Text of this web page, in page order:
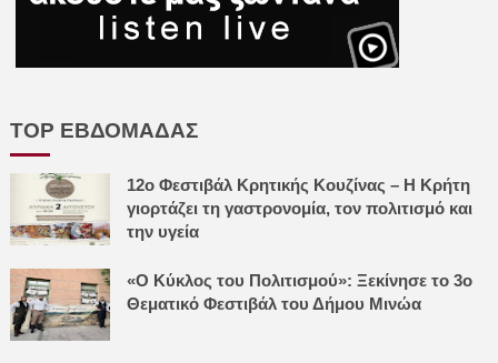
TOP ΕΒΔΟΜΑΔΑΣ
12ο Φεστιβάλ Κρητικής Κουζίνας – Η Κρήτη
γιορτάζει τη γαστρονομία, τον πολιτισμό και
την υγεία
«Ο Κύκλος του Πολιτισμού»: Ξεκίνησε το 3ο
Θεματικό Φεστιβάλ του Δήμου Μινώα